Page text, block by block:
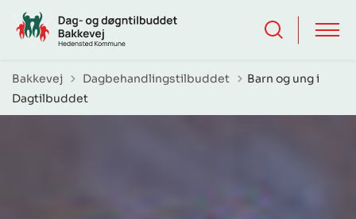
Bakkevej Tilbage til
Dagbehandlingstilbuddet
Barn og ung i
Dagtilbuddet